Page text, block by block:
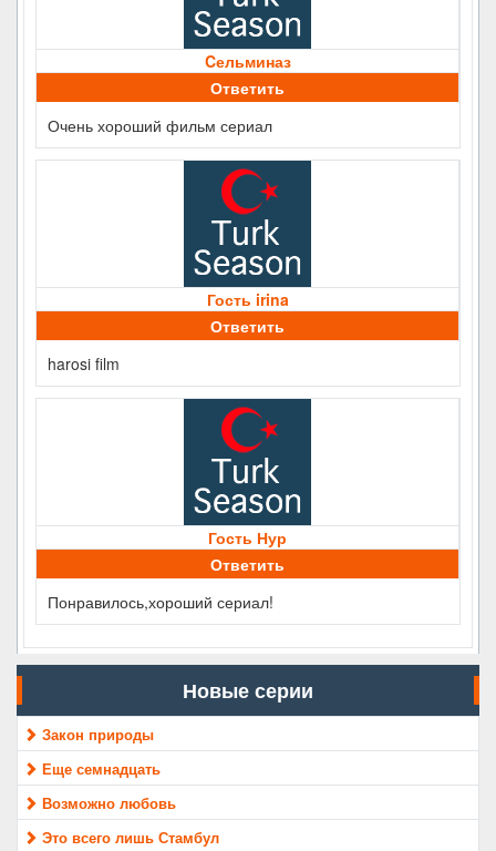
Cельминаз
Ответить
Очень хороший фильм сериал
Гость irina
Ответить
harosi film
Гость Нур
Ответить
Понравилось,хороший сериал!
Новые серии
Закон природы
Еще семнадцать
Возможно любовь
Это всего лишь Стамбул